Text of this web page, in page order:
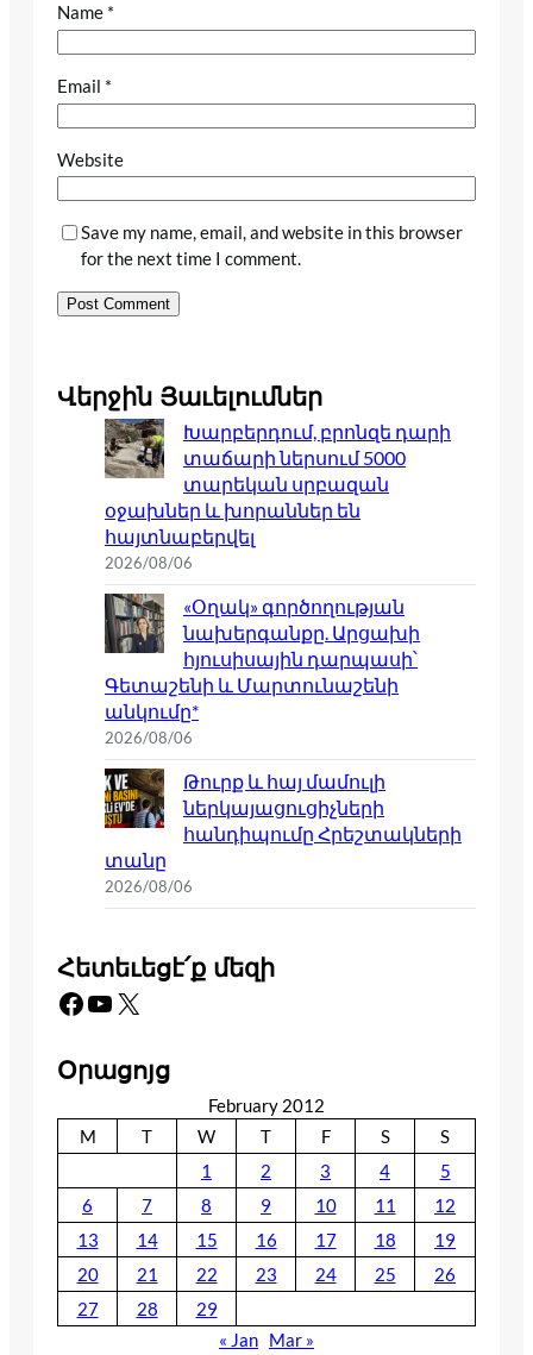
Name *
Email *
Website
Save my name, email, and website in this browser
for the next time I comment.
Վերջին Յաւելումներ
Խարբերդում, բրոնզե դարի
տաճարի ներսում 5000
տարեկան սրբազան
օջախներ և խորաններ են
հայտնաբերվել
2026/08/06
«Օղակ» գործողության
նախերգանքը. Արցախի
հյուսիսային դարպասի՝
Գետաշենի և Մարտունաշենի
անկումը*
2026/08/06
Թուրք և հայ մամուլի
ներկայացուցիչների
հանդիպումը Հրեշտակների
տանը
2026/08/06
Հետեւեցէ՛ք մեզի
Facebook YouTube X
Օրացոյց
February 2012
M
T W T F S
S
1
2 3 4
5
6
7 8 9 10 11
12
13
14 15 16 17 18
19
20
21 22 23 24 25
26
27
28
29
« Jan Mar »